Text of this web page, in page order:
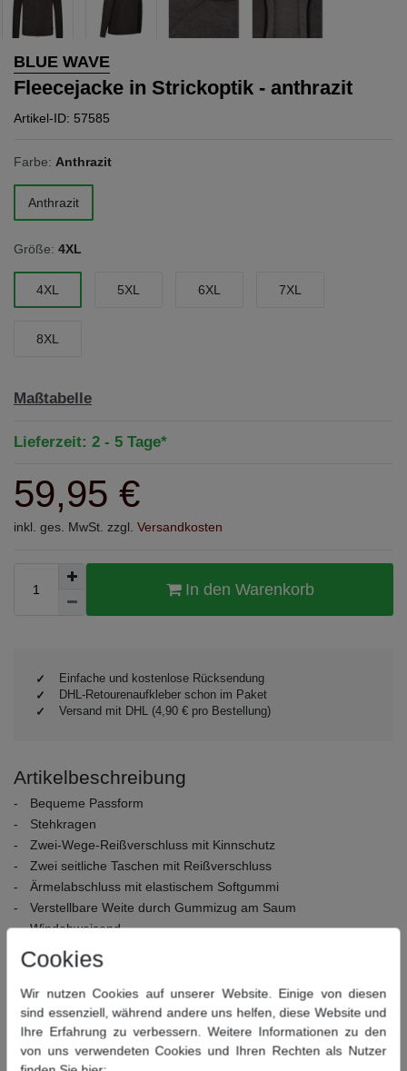
BLUE WAVE
Fleecejacke in Strickoptik - anthrazit
Artikel-ID: 57585
Farbe: Anthrazit
Anthrazit
Größe: 4XL
4XL 5XL 6XL 7XL
8XL
Maßtabelle
Lieferzeit: 2 - 5 Tage*
59,95 €
inkl. ges. MwSt. zzgl. Versandkosten
In den Warenkorb
Einfache und kostenlose Rücksendung
DHL-Retourenaufkleber schon im Paket
Versand mit DHL (4,90 € pro Bestellung)
Artikelbeschreibung
Bequeme Passform
Stehkragen
Zwei-Wege-Reißverschluss mit Kinnschutz
Zwei seitliche Taschen mit Reißverschluss
Ärmelabschluss mit elastischem Softgummi
Verstellbare Weite durch Gummizug am Saum
Windabweisend
Wasserabweisend
Atmungsaktiv
anti-pilling Microfleece in Strickoptik
Material:100% Polyester
Pflegehinweise: 30° Schonwäsche, nicht bleichen, nicht
Trommeltrocknen, nicht bügeln, nicht chemisch reinigen
Cookies
Wir nutzen Cookies auf unserer Website. Einige von diesen
sind essenziell, während andere uns helfen, diese Website und
Ihre Erfahrung zu verbessern. Weitere Informationen zu den
von uns verwendeten Cookies und Ihren Rechten als Nutzer